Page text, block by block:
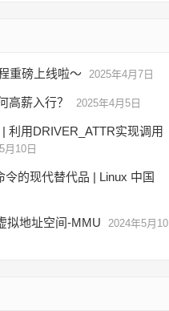
重磅上线啦～ 2025年4月7日
高薪入行？ 2025年4月5日
利用DRIVER_ATTR实现调用
月10日
令的现代替代品 | Linux 中国
拟地址空间-MMU
2024年5月10